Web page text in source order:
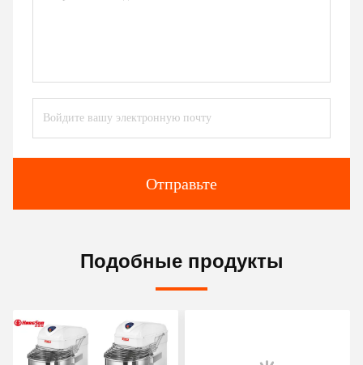
Отправьте
Подобные продукты